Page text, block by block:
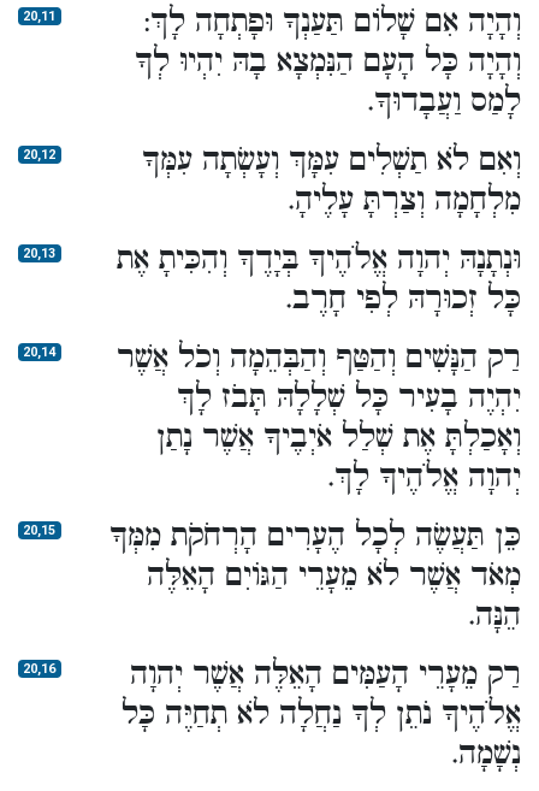
20,11
וְהָיָה אִם שָׁלוֹם תַּעַנְךָ וּפָתְחָה לָךְ:
וְהָיָה כָּל הָעָם הַנִּמְצָא בָהּ יִהְיוּ לְךָ
לָמַס וַעֲבָדוּךָ.
20,12
וְאִם לֹא תַשְׁלִים עִמָּךְ וְעָשְׂתָה עִמְּךָ
מִלְחָמָה וְצַרְתָּ עָלֶיהָ.
20,13
וּנְתָנָהּ יְהוָה אֱלֹהֶיךָ בְּיָדֶךָ וְהִכִּיתָ אֶת
כָּל זְכוּרָהּ לְפִי חָרֶב.
20,14
רַק הַנָּשִׁים וְהַטַּף וְהַבְּהֵמָה וְכֹל אֲשֶׁר
יִהְיֶה בָעִיר כָּל שְׁלָלָהּ תָּבֹז לָךְ
וְאָכַלְתָּ אֶת שְׁלַל אֹיְבֶיךָ אֲשֶׁר נָתַן
יְהוָה אֱלֹהֶיךָ לָךְ.
20,15
כֵּן תַּעֲשֶׂה לְכָל הֶעָרִים הָרְחֹקֹת מִמְּךָ
מְאֹד אֲשֶׁר לֹא מֵעָרֵי הַגּוֹיִם הָאֵלֶּה
הֵנָּה.
20,16
רַק מֵעָרֵי הָעַמִּים הָאֵלֶּה אֲשֶׁר יְהוָה
אֱלֹהֶיךָ נֹתֵן לְךָ נַחֲלָה לֹא תְחַיֶּה כָּל
נְשָׁמָה.